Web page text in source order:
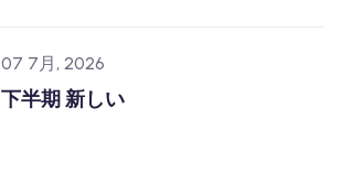
07 7月, 2026
下半期 新しい